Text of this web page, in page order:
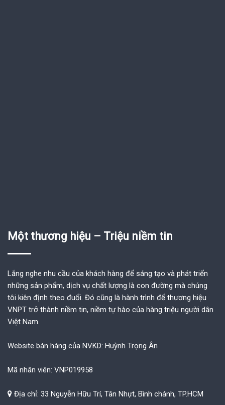
Một thương hiệu – Triệu niềm tin
Lắng nghe nhu cầu của khách hàng để sáng tạo và phát triển
những sản phẩm, dịch vụ chất lượng là con đường mà chúng
tôi kiên định theo đuổi. Đó cũng là hành trình để thương hiệu
VNPT trở thành niềm tin, niềm tự hào của hàng triệu người dân
Việt Nam.
Website bán hàng của NVKD: Huỳnh Trọng Ân
Mã nhân viên: VNP019958
Địa chỉ: 33 Nguyễn Hữu Trí, Tân Nhựt, Bình chánh, TP.HCM